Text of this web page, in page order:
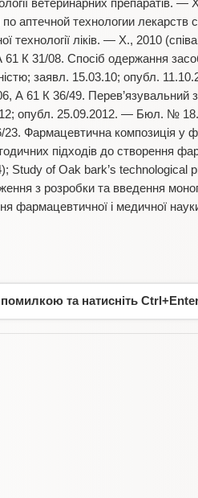
ветеринарних препаратів. —
аптечной технологии
технології ліків. — Х., 2010
К 31/08. Спосіб одержання
заявл. 15.03.10; опубл.
К 36/49. Перев’язувальний
опубл. 25.09.2012. — Бюл. №
Фармацевтична композиція у
підходів до створення
of Oak bark’s technological
з розробки та введення
фармацевтичної і медичної
та натисніть